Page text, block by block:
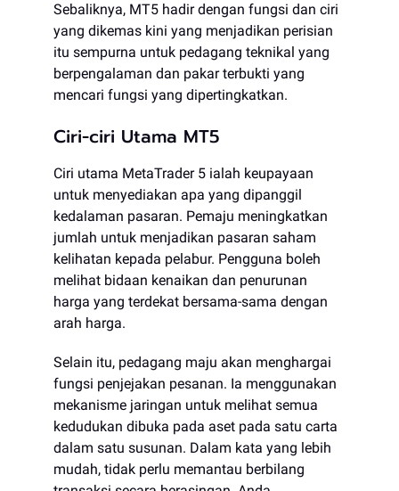
Sebaliknya, MT5 hadir dengan fungsi dan ciri
yang dikemas kini yang menjadikan perisian
itu sempurna untuk pedagang teknikal yang
berpengalaman dan pakar terbukti yang
mencari fungsi yang dipertingkatkan.
Ciri-ciri Utama MT5
Ciri utama MetaTrader 5 ialah keupayaan
untuk menyediakan apa yang dipanggil
kedalaman pasaran. Pemaju meningkatkan
jumlah untuk menjadikan pasaran saham
kelihatan kepada pelabur. Pengguna boleh
melihat bidaan kenaikan dan penurunan
harga yang terdekat bersama-sama dengan
arah harga.
Selain itu, pedagang maju akan menghargai
fungsi penjejakan pesanan. Ia menggunakan
mekanisme jaringan untuk melihat semua
kedudukan dibuka pada aset pada satu carta
dalam satu susunan. Dalam kata yang lebih
mudah, tidak perlu memantau berbilang